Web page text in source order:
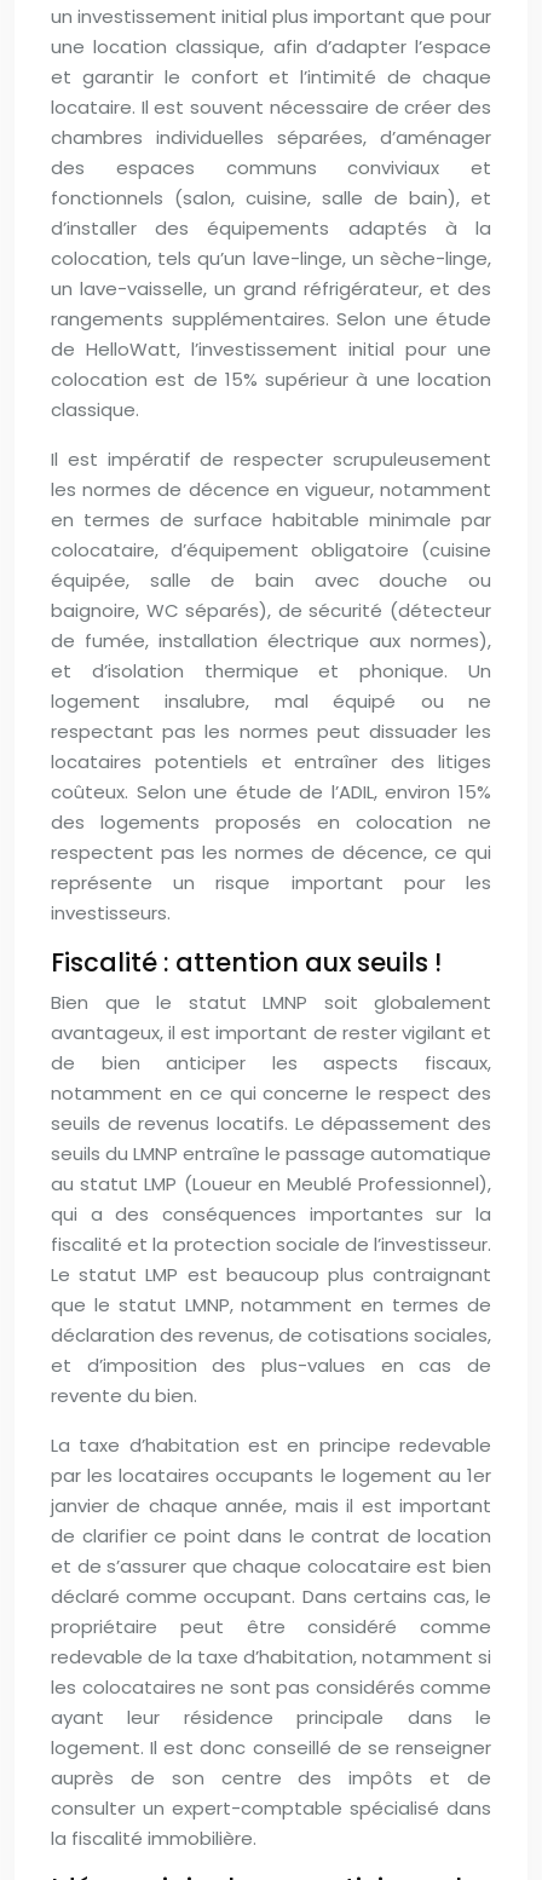
un investissement initial plus important que pour
une location classique, afin d’adapter l’espace
et garantir le confort et l’intimité de chaque
locataire. Il est souvent nécessaire de créer des
chambres individuelles séparées, d’aménager
des espaces communs conviviaux et
fonctionnels (salon, cuisine, salle de bain), et
d’installer des équipements adaptés à la
colocation, tels qu’un lave-linge, un sèche-linge,
un lave-vaisselle, un grand réfrigérateur, et des
rangements supplémentaires. Selon une étude
de HelloWatt, l’investissement initial pour une
colocation est de 15% supérieur à une location
classique.
Il est impératif de respecter scrupuleusement
les normes de décence en vigueur, notamment
en termes de surface habitable minimale par
colocataire, d’équipement obligatoire (cuisine
équipée, salle de bain avec douche ou
baignoire, WC séparés), de sécurité (détecteur
de fumée, installation électrique aux normes),
et d’isolation thermique et phonique. Un
logement insalubre, mal équipé ou ne
respectant pas les normes peut dissuader les
locataires potentiels et entraîner des litiges
coûteux. Selon une étude de l’ADIL, environ 15%
des logements proposés en colocation ne
respectent pas les normes de décence, ce qui
représente un risque important pour les
investisseurs.
Fiscalité : attention aux seuils !
Bien que le statut LMNP soit globalement
avantageux, il est important de rester vigilant et
de bien anticiper les aspects fiscaux,
notamment en ce qui concerne le respect des
seuils de revenus locatifs. Le dépassement des
seuils du LMNP entraîne le passage automatique
au statut LMP (Loueur en Meublé Professionnel),
qui a des conséquences importantes sur la
fiscalité et la protection sociale de l’investisseur.
Le statut LMP est beaucoup plus contraignant
que le statut LMNP, notamment en termes de
déclaration des revenus, de cotisations sociales,
et d’imposition des plus-values en cas de
revente du bien.
La taxe d’habitation est en principe redevable
par les locataires occupants le logement au 1er
janvier de chaque année, mais il est important
de clarifier ce point dans le contrat de location
et de s’assurer que chaque colocataire est bien
déclaré comme occupant. Dans certains cas, le
propriétaire peut être considéré comme
redevable de la taxe d’habitation, notamment si
les colocataires ne sont pas considérés comme
ayant leur résidence principale dans le
logement. Il est donc conseillé de se renseigner
auprès de son centre des impôts et de
consulter un expert-comptable spécialisé dans
la fiscalité immobilière.